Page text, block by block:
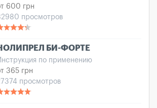
600 грн
просмотров
БИ-ФОРТЕ
по применению
365 грн
просмотров